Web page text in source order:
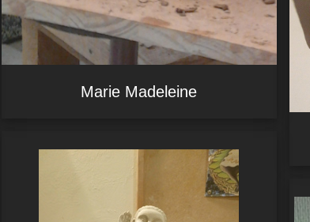
Marie Madeleine